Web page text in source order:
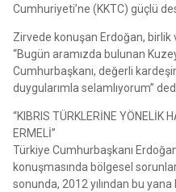
Cumhuriyeti’ne (KKTC) güçlü
Zirvede konuşan Erdoğan,
“Bugün aramızda bulunan
Cumhurbaşkanı, değerli
duygularımla selamlıyorum”
“KIBRIS TÜRKLERİNE YÖNELİK
ERMELİ”
Türkiye Cumhurbaşkanı
konuşmasında bölgesel
sonunda, 2012 yılından bu